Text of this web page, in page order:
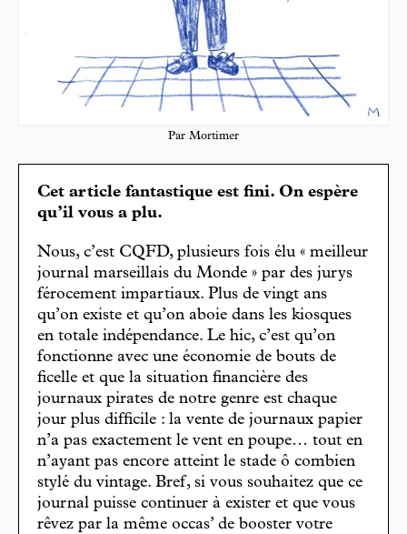
Par Mortimer
Cet article fantastique est fini. On espère
qu’il vous a plu.
Nous, c’est CQFD, plusieurs fois élu « meilleur
journal marseillais du Monde » par des jurys
férocement impartiaux. Plus de vingt ans
qu’on existe et qu’on aboie dans les kiosques
en totale indépendance. Le hic, c’est qu’on
fonctionne avec une économie de bouts de
ficelle et que la situation financière des
journaux pirates de notre genre est chaque
jour plus difficile : la vente de journaux papier
n’a pas exactement le vent en poupe… tout en
n’ayant pas encore atteint le stade ô combien
stylé du vintage. Bref, si vous souhaitez que ce
journal puisse continuer à exister et que vous
rêvez par la même occas’ de booster votre